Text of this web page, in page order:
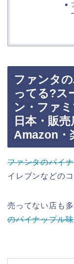
ファンタ
ってる?ス
ン・ファ
日本・販
Amazon・
ファンタのパイ
イレブンなどの
売ってない店も
のパイナップル味